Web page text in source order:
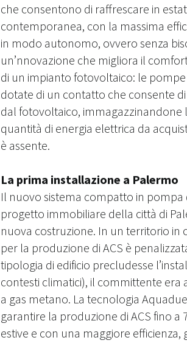
che consentono di raffrescare in
contemporanea, con la massima
in modo autonomo, ovvero senza
un’nnovazione che migliora il
di un impianto fotovoltaico: le
dotate di un contatto che consente
dal fotovoltaico,
quantità di energia elettrica da
è assente.
La prima installazione a Palermo
Il nuovo sistema compatto in
progetto immobiliare della città di
nuova costruzione. In un territorio in
per la produzione di ACS è
tipologia di edificio precludesse
contesti climatici), il committente era
a gas metano. La tecnologia
garantire la produzione di ACS fino
estive e con una maggiore